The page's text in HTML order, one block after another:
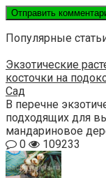
Популярные
Экзотические
косточки на
Сад
В перечне
подходящих для
мандариновое
0
109233